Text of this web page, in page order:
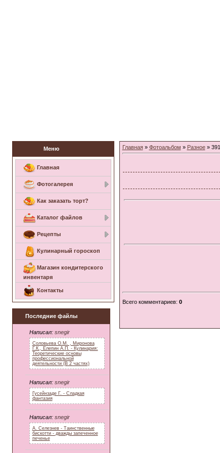
Меню
Главная
Фотогалерея
Как заказать торт?
Каталог файлов
Рецепты
Кулинарный гороскоп
Магазин кондитерского
инвентаря
Контакты
Последние файлы
Написал: snegir
Соловьева О.М. , Миронова
Г.К., Елепин А.П. - Кулинария:
Теоретические основы
профессиональной
деятельности (В 2 частях)
Написал: snegir
Гусейнзаде Г. - Сладкая
фантазия
Написал: snegir
А. Селезнев - Таинственные
бискотти - дважды запеченное
печенье
Главная» Фотоальбом » Разное» 391
Всего комментариев: 0